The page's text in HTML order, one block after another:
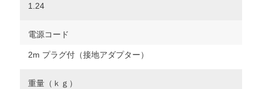
1.24
電源コード
2m プラグ付（接地アダプター）
重量（ｋｇ）